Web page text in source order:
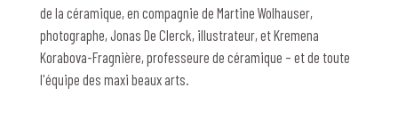
de la céramique, en compagnie de Martine Wolhauser,
photographe, Jonas De Clerck, illustrateur, et Kremena
Korabova-Fragnière, professeure de céramique – et de toute
l'équipe des maxi beaux arts.